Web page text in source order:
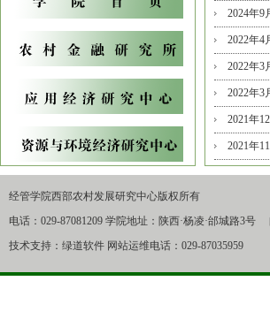
2024年9
2022年4
2022年3
2022年3
2021年
2021年
经管学院西部农村发展研究中心版权所有
电话：029-87081209 学院地址：陕西·杨凌·邰城路3号
技术支持：绿道软件 网站运维电话：029-87035959